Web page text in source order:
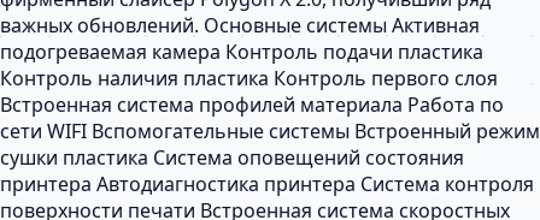
важных обновлений. Основные системы Активная
подогреваемая камера Контроль подачи пластика
Контроль наличия пластика Контроль первого слоя
Встроенная система профилей материала Работа по
сети WIFI Вспомогательные системы Встроенный режим
сушки пластика Система оповещений состояния
принтера Автодиагностика принтера Система контроля
поверхности печати Встроенная система скоростных